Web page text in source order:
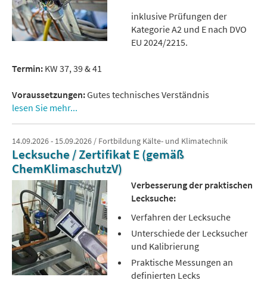
inklusive Prüfungen der
Kategorie A2 und E nach DVO
EU 2024/2215.
Termin: KW 37, 39 & 41
Voraussetzungen:Gutes technisches Verständnis
lesen Sie mehr...
14.09.2026 - 15.09.2026 / Fortbildung Kälte- und Klimatechnik
Lecksuche / Zertifikat E (gemäß
ChemKlimaschutzV)
Verbesserung der praktischen
Lecksuche:
Verfahren der Lecksuche
Unterschiede der Lecksucher
und Kalibrierung
Praktische Messungen an
definierten Lecks